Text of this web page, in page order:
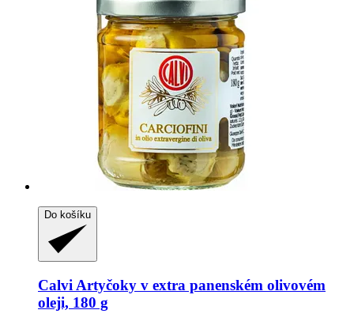
Do košíku
CalviArtyčoky v extra panenském olivovém
oleji, 180 g